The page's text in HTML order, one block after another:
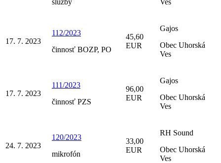
17. 7. 2023
112/2023
činnosť BOZP, PO
45,60
EUR
Gajos
Obec Uhorská
Ves
17. 7. 2023
111/2023
činnosť PZS
96,00
EUR
Gajos
Obec Uhorská
Ves
24. 7. 2023
120/2023
mikrofón
33,00
EUR
RH Sound
Obec Uhorská
Ves